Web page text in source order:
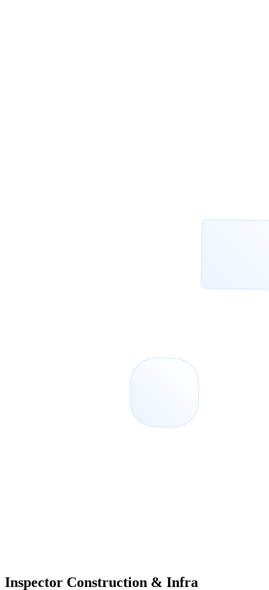
Inspector Construction & Infra